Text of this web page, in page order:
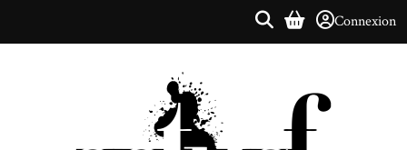
Connexion